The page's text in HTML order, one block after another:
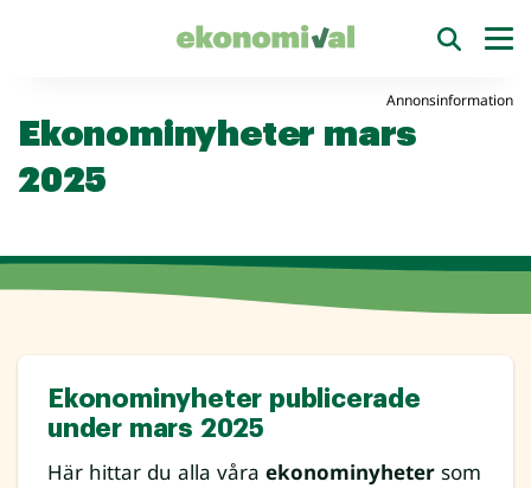
Annonsinformation
Ekonominyheter mars
2025
Ekonominyheter publicerade
under mars 2025
Här hittar du alla våra ekonominyheter som